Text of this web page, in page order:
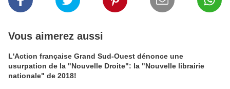
Vous aimerez aussi
L'Action française Grand Sud-Ouest dénonce une
usurpation de la "Nouvelle Droite": la "Nouvelle librairie
nationale" de 2018!